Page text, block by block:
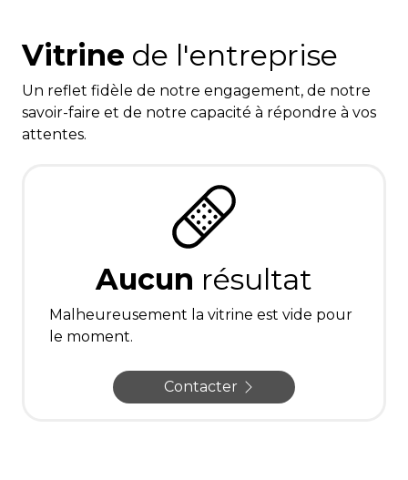
Vitrine de l'entreprise
Un reflet fidèle de notre engagement, de notre
savoir-faire et de notre capacité à répondre à vos
attentes.
Aucun résultat
Malheureusement la vitrine est vide pour
le moment.
Contacter